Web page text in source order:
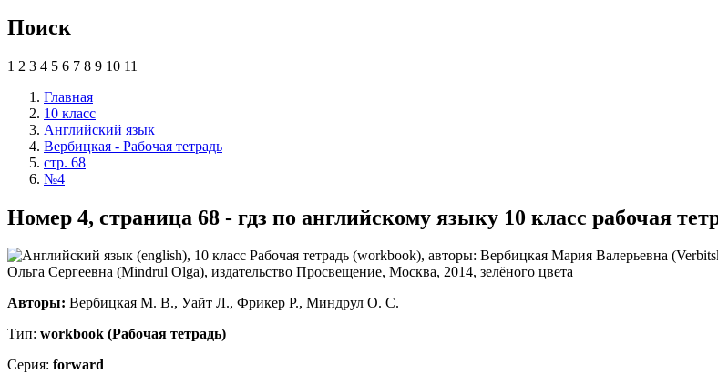
Поиск
1 2 3 4 5 6 7 8 9 10 11
Главная
10 класс
Английский язык
Вербицкая - Рабочая тетрадь
стр. 68
№4
Номер 4, страница 68 - гдз по английскому языку 10 класс рабочая
Авторы: Вербицкая М. В., Уайт Л., Фрикер Р., Миндрул О. С.
Тип: workbook (Рабочая тетрадь)
Серия: forward